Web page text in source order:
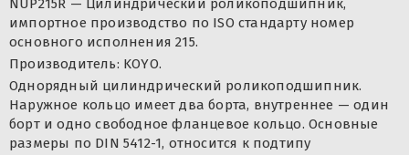
импортное производство по ISO стандарту номер
основного исполнения 215.
Производитель: KOYO.
Однорядный цилиндрический роликоподшипник.
Наружное кольцо имеет два борта, внутреннее — один
борт и одно свободное фланцевое кольцо. Основные
размеры по DIN 5412-1, относится к подтипу